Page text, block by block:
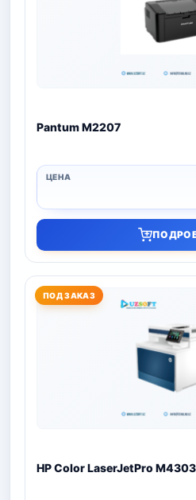
Pantum M2207
ПОД ЗАКАЗ
HP Color LaserJetPro